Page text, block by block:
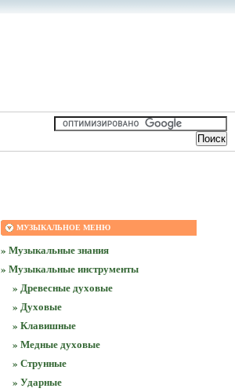
МУЗЫКАЛЬНОЕ МЕНЮ
» Музыкальные знания
» Музыкальные инструменты
» Древесные духовые
» Духовые
» Клавишные
» Медные духовые
» Струнные
» Ударные